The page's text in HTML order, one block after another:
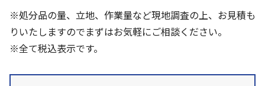
※処分品の量、立地、作業量など現地調査の上、お見積も
りいたしますのでまずはお気軽にご相談ください。
※全て税込表示です。